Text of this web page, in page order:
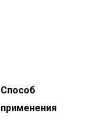
Способ
применения